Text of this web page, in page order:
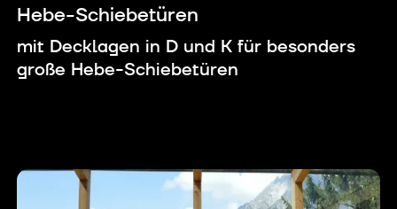
Hebe-Schiebetüren
mit Decklagen in D und K für besonders
große Hebe-Schiebetüren